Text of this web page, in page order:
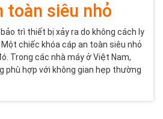
toàn siêu nhỏ
trì thiết bị xảy ra do không cách ly
chiếc khóa cáp an toàn siêu nhỏ
Trong các nhà máy ở Việt Nam,
phù hợp với không gian hẹp thường